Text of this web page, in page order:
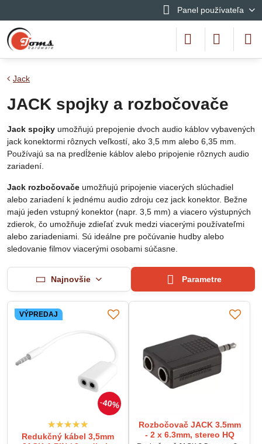
Panel používateľa
Jack
JACK spojky a rozbočovače
Jack spojky umožňujú prepojenie dvoch audio káblov vybavených
jack konektormi rôznych veľkostí, ako 3,5 mm alebo 6,35 mm.
Používajú sa na predĺženie káblov alebo pripojenie rôznych audio
zariadení.
Jack rozbočovače umožňujú pripojenie viacerých slúchadiel
alebo zariadení k jednému audio zdroju cez jack konektor. Bežne
majú jeden vstupný konektor (napr. 3,5 mm) a viacero výstupných
zdierok, čo umožňuje zdieľať zvuk medzi viacerými používateľmi
alebo zariadeniami. Sú ideálne pre počúvanie hudby alebo
sledovanie filmov viacerými osobami súčasne.
Najnovšie Parametre
40%
VÝPREDAJ
Redukčný kábel 3,5mm
Rozbočovač JACK 3.5mm
- 2 x 6.3mm, stereo HQ